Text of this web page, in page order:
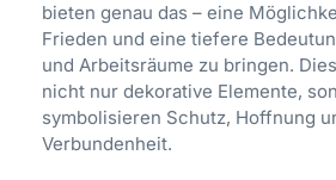
bieten genau das – eine
Frieden und eine tiefere
und Arbeitsräume zu bringen.
nicht nur dekorative Elemente,
symbolisieren Schutz, Hoffnung
Verbundenheit.